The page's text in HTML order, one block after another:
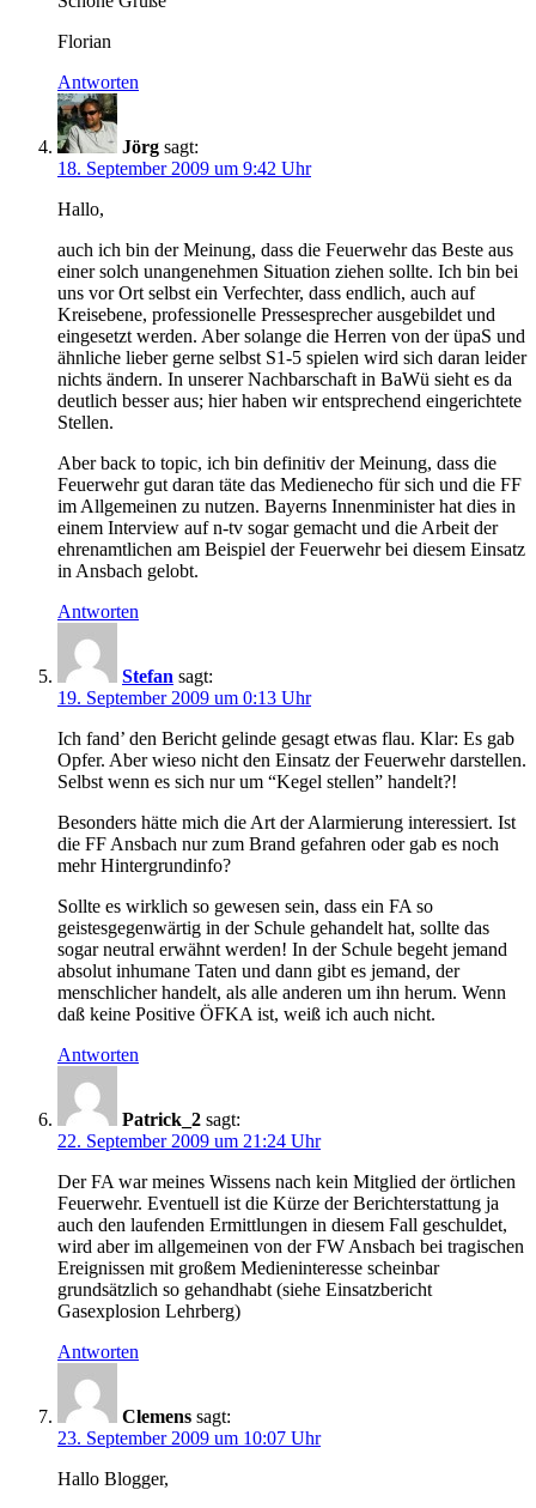
Florian
Antworten
Jörg sagt:
18. September 2009 um 9:42 Uhr
Hallo,
auch ich bin der Meinung, dass die Feuerwehr das Beste aus
einer solch unangenehmen Situation ziehen sollte. Ich bin bei
uns vor Ort selbst ein Verfechter, dass endlich, auch auf
Kreisebene, professionelle Pressesprecher ausgebildet und
eingesetzt werden. Aber solange die Herren von der üpaS und
ähnliche lieber gerne selbst S1-5 spielen wird sich daran leider
nichts ändern. In unserer Nachbarschaft in BaWü sieht es da
deutlich besser aus; hier haben wir entsprechend eingerichtete
Stellen.
Aber back to topic, ich bin definitiv der Meinung, dass die
Feuerwehr gut daran täte das Medienecho für sich und die FF
im Allgemeinen zu nutzen. Bayerns Innenminister hat dies in
einem Interview auf n-tv sogar gemacht und die Arbeit der
ehrenamtlichen am Beispiel der Feuerwehr bei diesem Einsatz
in Ansbach gelobt.
Antworten
Stefan sagt:
19. September 2009 um 0:13 Uhr
Ich fand’ den Bericht gelinde gesagt etwas flau. Klar: Es gab
Opfer. Aber wieso nicht den Einsatz der Feuerwehr darstellen.
Selbst wenn es sich nur um “Kegel stellen” handelt?!
Besonders hätte mich die Art der Alarmierung interessiert. Ist
die FF Ansbach nur zum Brand gefahren oder gab es noch
mehr Hintergrundinfo?
Sollte es wirklich so gewesen sein, dass ein FA so
geistesgegenwärtig in der Schule gehandelt hat, sollte das
sogar neutral erwähnt werden! In der Schule begeht jemand
absolut inhumane Taten und dann gibt es jemand, der
menschlicher handelt, als alle anderen um ihn herum. Wenn
daß keine Positive ÖFKA ist, weiß ich auch nicht.
Antworten
Patrick_2 sagt:
22. September 2009 um 21:24 Uhr
Der FA war meines Wissens nach kein Mitglied der örtlichen
Feuerwehr. Eventuell ist die Kürze der Berichterstattung ja
auch den laufenden Ermittlungen in diesem Fall geschuldet,
wird aber im allgemeinen von der FW Ansbach bei tragischen
Ereignissen mit großem Medieninteresse scheinbar
grundsätzlich so gehandhabt (siehe Einsatzbericht
Gasexplosion Lehrberg)
Antworten
Clemens sagt:
23. September 2009 um 10:07 Uhr
Hallo Blogger,